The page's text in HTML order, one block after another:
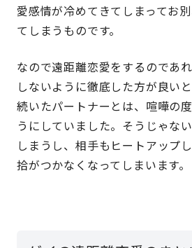
愛感情が冷めてきてしまってお
てしまうものです。
なので遠距離恋愛をするのであ
しないように徹底した方が良い
続いたパートナーとは、喧嘩の
うにしていました。そうじゃな
しまうし、相手もヒートアップ
拾がつかなくなってしまいます。